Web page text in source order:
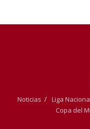
Noticias Liga
Copa del